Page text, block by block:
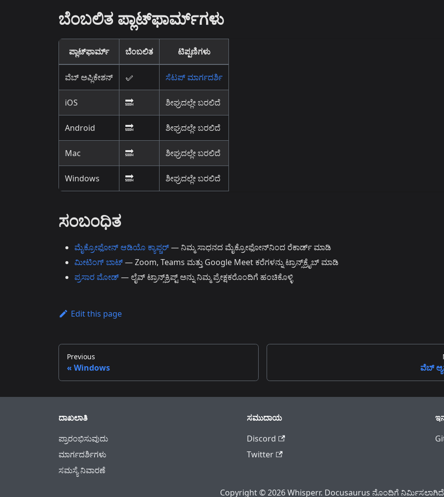
ಬೆಂಬಲಿತ ಪ್ಲಾಟ್‌ಫಾರ್ಮ್‌ಗಳು
ಪ್ಲಾಟ್‌ಫಾರ್ಮ್ ಬೆಂಬಲಿತ ಟಿಪ್ಪಣಿಗಳು
ವೆಬ್ ಅಪ್ಲಿಕೇಶನ್ ✅ ಸೆಟಪ್ ಮಾರ್ಗದರ್ಶಿ
iOS 🔜 ಶೀಘ್ರದಲ್ಲೇ ಬರಲಿದೆ
Android 🔜 ಶೀಘ್ರದಲ್ಲೇ ಬರಲಿದೆ
Mac 🔜 ಶೀಘ್ರದಲ್ಲೇ ಬರಲಿದೆ
Windows 🔜 ಶೀಘ್ರದಲ್ಲೇ ಬರಲಿದೆ
ಸಂಬಂಧಿತ
ಮೈಕ್ರೋಫೋನ್ ಆಡಿಯೊ ಕ್ಯಾಪ್ಚರ್— ನಿಮ್ಮ ಸಾಧನದ ಮೈಕ್ರೋಫೋನ್‌ನಿಂದ ರೆಕಾರ್ಡ್ ಮಾಡಿ
ಮೀಟಿಂಗ್ ಬಾಟ್— Zoom, Teams ಮತ್ತು Google Meet ಕರೆಗಳನ್ನು ಟ್ರಾನ್ಸ್‌ಕ್ರೈಬ್ ಮಾಡಿ
ಪ್ರಸಾರ ಮೋಡ್— ಲೈವ್ ಟ್ರಾನ್ಸ್‌ಕ್ರಿಪ್ಟ್ ಅನ್ನು ನಿಮ್ಮ ಪ್ರೇಕ್ಷಕರೊಂದಿಗೆ ಹಂಚಿಕೊಳ್ಳಿ
Edit this page
Previous
Windows ವೆಬ್
ದಾಖಲಾತಿ
ಪ್ರಾರಂಭಿಸುವುದು
ಮಾರ್ಗದರ್ಶಿಗಳು
ಸಮಸ್ಯೆ ನಿವಾರಣೆ
ಸಮುದಾಯ
Discord
Twitter
Copyright © 2026 Whisperr. Docusaurus ನೊಂದಿಗೆ